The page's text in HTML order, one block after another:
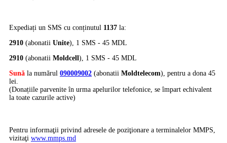
Expediați un SMS cu conținutul 1137 la:
2910 (abonatii Unite), 1 SMS - 45 MDL
2910 (abonatii Moldcell), 1 SMS - 45 MDL
Sună la numărul 090009002 (abonatii Moldtelecom), pentru a dona 45
lei.
(Donațiile parvenite în urma apelurilor telefonice, se împart echivalent
la toate cazurile active)
Pentru informaţii privind adresele de poziţionare a terminalelor MMPS,
vizitaţi www.mmps.md